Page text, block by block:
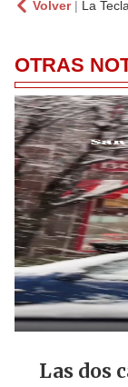
Volver| La
OTRAS
Las dos